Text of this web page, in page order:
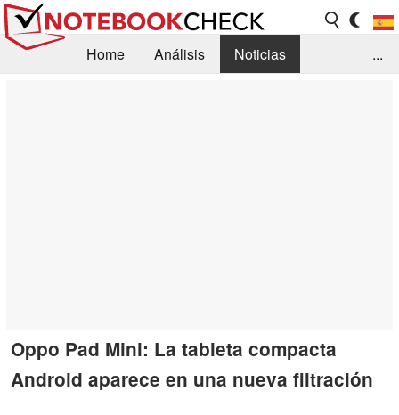
Home Análisis
Noticias
...
Oppo Pad Mini: La tableta compacta
Android aparece en una nueva filtración